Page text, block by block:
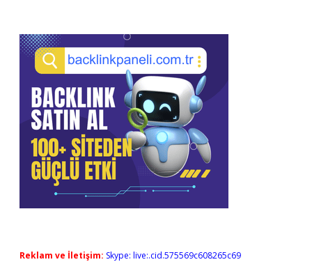
Reklam ve İletişim: Skype: live:.cid.575569c608265c69